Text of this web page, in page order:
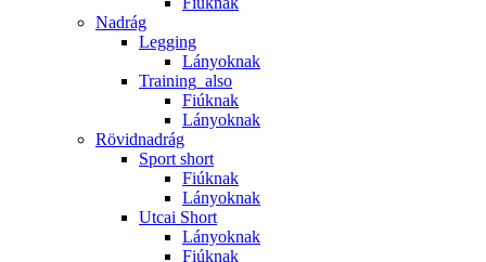
Nadrág
Legging
Lányoknak
Training_also
Fiúknak
Lányoknak
Rövidnadrág
Sport short
Fiúknak
Lányoknak
Utcai Short
Lányoknak
Fiúknak